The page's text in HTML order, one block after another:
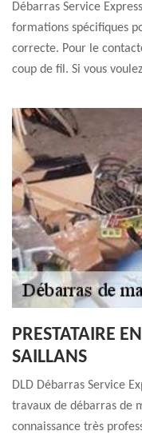
Débarras Service
formations spécifiques
correcte. Pour le
coup de fil. Si vous
PRESTATAIRE
SAILLANS
DLD Débarras Service
travaux de débarras de
connaissance très